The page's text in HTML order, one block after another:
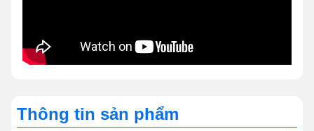
Thông tin sản phẩm